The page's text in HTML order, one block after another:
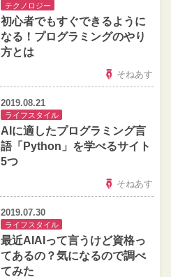
テクノロジー
初心者でもすぐできるように
なる！プログラミングのやり
方とは
そねあす
2019.08.21
ライフスタイル
AIに適したプログラミング言
語「Python」を学べるサイト
5つ
そねあす
2019.07.30
ライフスタイル
最近AIAIって言うけど資格っ
てあるの？気になるので調べ
てみた